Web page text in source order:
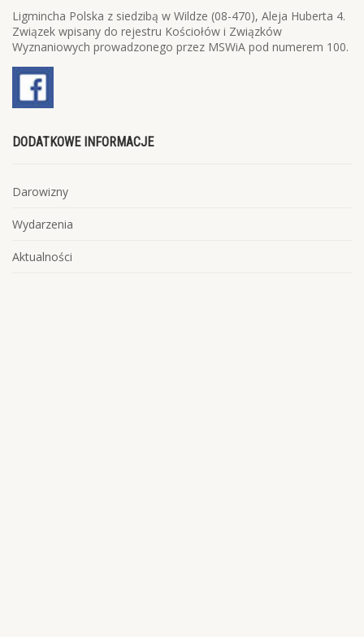
Ligmincha Polska z siedzibą w Wildze (08-470), Aleja Huberta 4.
Związek wpisany do rejestru Kościołów i Związków
Wyznaniowych prowadzonego przez MSWiA pod numerem 100.
DODATKOWE INFORMACJE
Darowizny
Wydarzenia
Aktualności